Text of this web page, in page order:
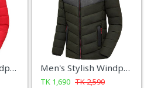
Men's Stylish Windproof Padding Hudies Jacket (Blue & Red) Men's Stylish Windproof Padding Hudies Jacket (Olive)
TK 1,690 TK2,590